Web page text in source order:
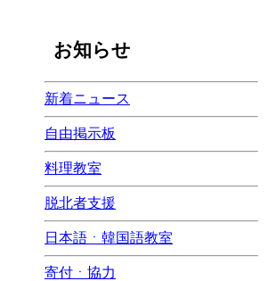
お知らせ
新着ニュース
自由掲示板
料理教室
脱北者支援
日本語ㆍ韓国語教室
寄付ㆍ協力